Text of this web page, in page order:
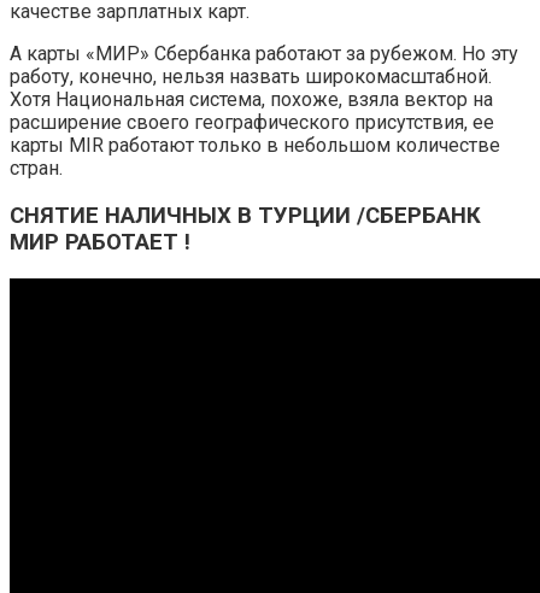
качестве зарплатных карт.
А карты «МИР» Сбербанка работают за рубежом. Но эту
работу, конечно, нельзя назвать широкомасштабной.
Хотя Национальная система, похоже, взяла вектор на
расширение своего географического присутствия, ее
карты MIR работают только в небольшом количестве
стран.
СНЯТИЕ НАЛИЧНЫХ В ТУРЦИИ /СБЕРБАНК
МИР РАБОТАЕТ !